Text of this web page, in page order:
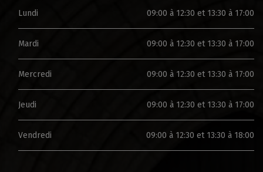
Lundi 09:00 à 12:30 et 13:30 à 17:00
Mardi 09:00 à 12:30 et 13:30 à 17:00
Mercredi 09:00 à 12:30 et 13:30 à 17:00
Jeudi 09:00 à 12:30 et 13:30 à 17:00
Vendredi 09:00 à 12:30 et 13:30 à 18:00